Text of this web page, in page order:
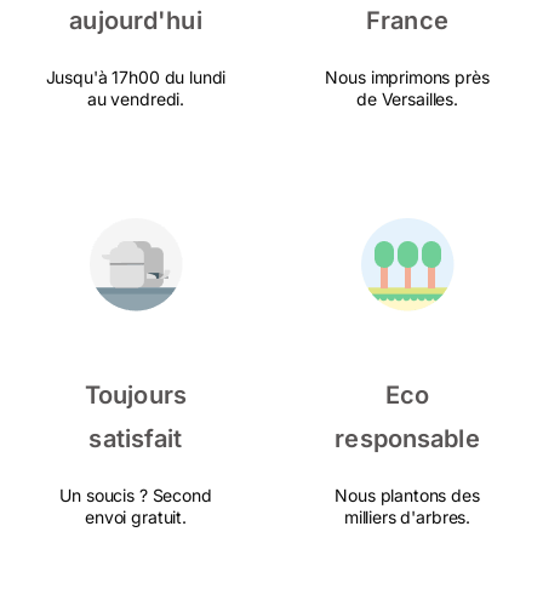
aujourd'hui
Jusqu'à 17h00 du lundi
au vendredi.
France
Nous imprimons près
de Versailles.
Toujours
satisfait
Un soucis ? Second
envoi gratuit.
Eco
responsable
Nous plantons des
milliers d'arbres.